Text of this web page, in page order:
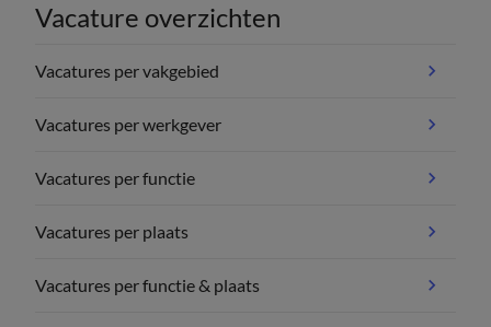
Vacature overzichten
Vacatures per vakgebied
Vacatures per werkgever
Vacatures per functie
Vacatures per plaats
Vacatures per functie & plaats